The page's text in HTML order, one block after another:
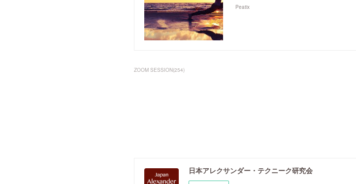
Peatix
ZOOM SESSION(254)
日本アレクサンダー・テクニーク研究会